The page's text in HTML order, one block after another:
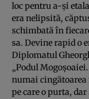
loc pentru a-şi
era nelipsită,
schimbată în
sa. Devine rapid o
Diplomatul
„Podul
numai cingătoarea
pe care o purta,